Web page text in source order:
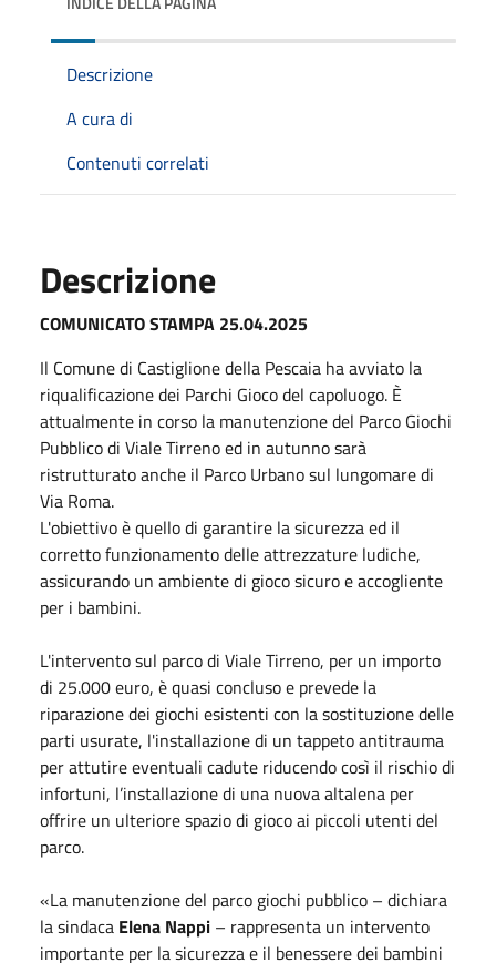
Descrizione
A cura di
Contenuti correlati
Descrizione
COMUNICATO STAMPA 25.04.2025
Il Comune di Castiglione della Pescaia ha avviato la
riqualificazione dei Parchi Gioco del capoluogo. È
attualmente in corso la manutenzione del Parco Giochi
Pubblico di Viale Tirreno ed in autunno sarà
ristrutturato anche il Parco Urbano sul lungomare di
Via Roma.
L'obiettivo è quello di garantire la sicurezza ed il
corretto funzionamento delle attrezzature ludiche,
assicurando un ambiente di gioco sicuro e accogliente
per i bambini.
L'intervento sul parco di Viale Tirreno, per un importo
di 25.000 euro, è quasi concluso e prevede la
riparazione dei giochi esistenti con la sostituzione delle
parti usurate, l'installazione di un tappeto antitrauma
per attutire eventuali cadute riducendo così il rischio di
infortuni, l’installazione di una nuova altalena per
offrire un ulteriore spazio di gioco ai piccoli utenti del
parco.
«La manutenzione del parco giochi pubblico – dichiara
la sindaca Elena Nappi – rappresenta un intervento
importante per la sicurezza e il benessere dei bambini